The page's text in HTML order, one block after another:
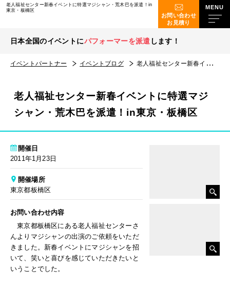
老人福祉センター新春イベントに特選マジシャン・荒木巴を派遣！in
東京・板橋区
お問い合わせ
お見積り
日本全国のイベントにパフォーマーを派遣 します！
イベントパートナー イベントブログ 老人福祉センター新春イベントに特選マジシャン・荒木巴を派遣！in東京・板橋区
老人福祉センター新春イベントに特選マジ
シャン・荒木巴を派遣！in東京・板橋区
開催日
2011年1月23日
開催場所
東京都板橋区
お問い合わせ内容
東京都板橋区にある老人福祉センターさ
んよりマジシャンの出演のご依頼をいただ
きました。新春イベントにマジシャンを招
いて、笑いと喜びを感じていただきたいと
いうことでした。